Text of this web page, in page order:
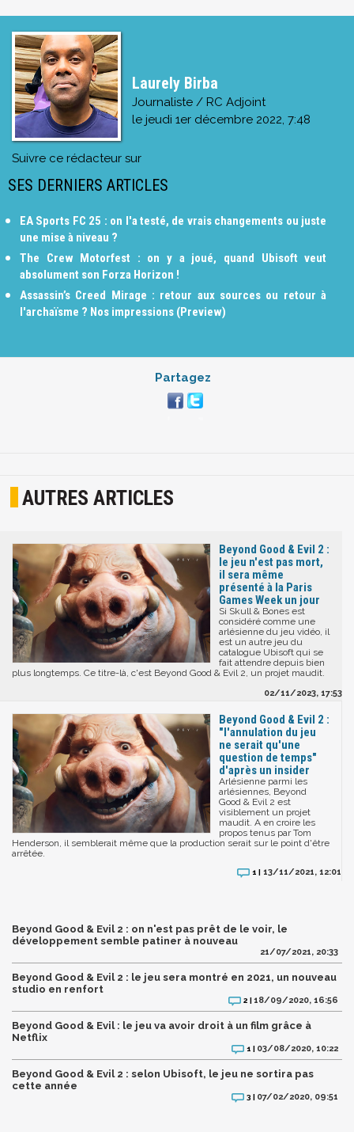
Laurely Birba
Journaliste / RC Adjoint
le jeudi 1er décembre 2022, 7:48
Suivre ce rédacteur sur
SES DERNIERS ARTICLES
EA Sports FC 25 : on l'a testé, de vrais changements ou juste
une mise à niveau ?
The Crew Motorfest : on y a joué, quand Ubisoft veut
absolument son Forza Horizon !
Assassin’s Creed Mirage : retour aux sources ou retour à
l'archaïsme ? Nos impressions (Preview)
Partagez
AUTRES ARTICLES
Beyond Good & Evil 2 :
le jeu n'est pas mort,
il sera même
présenté à la Paris
Games Week un jour
Si Skull & Bones est
considéré comme une
arlésienne du jeu vidéo, il
est un autre jeu du
catalogue Ubisoft qui se
fait attendre depuis bien
plus longtemps. Ce titre-là, c'est Beyond Good & Evil 2, un projet maudit.
02/11/2023, 17:53
Beyond Good & Evil 2 :
"l'annulation du jeu
ne serait qu'une
question de temps"
d'après un insider
Arlésienne parmi les
arlésiennes, Beyond
Good & Evil 2 est
visiblement un projet
maudit. A en croire les
propos tenus par Tom
Henderson, il semblerait même que la production serait sur le point d'être
arrêtée.
1 | 13/11/2021, 12:01
Beyond Good & Evil 2 : on n'est pas prêt de le voir, le
développement semble patiner à nouveau
21/07/2021, 20:33
Beyond Good & Evil 2 : le jeu sera montré en 2021, un nouveau
studio en renfort
2 |18/09/2020, 16:56
Beyond Good & Evil : le jeu va avoir droit à un film grâce à
Netflix
1 | 03/08/2020, 10:22
Beyond Good & Evil 2 : selon Ubisoft, le jeu ne sortira pas
cette année
3 | 07/02/2020, 09:51